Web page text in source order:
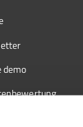
demo